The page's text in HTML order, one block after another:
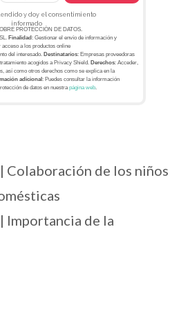
PROTECCIÓN DE DATOS.
Finalidad : Gestionar el envío de información y
a los productos online
del interesado. Destinatarios: Empresas proveedoras
acogidos a Privacy Shield. Derechos: Acceder,
así como otros derechos como se explica en la
adicional: Puedes consultar la información
de datos en nuestrapágina web.
y doy el consentimiento
informado
Colaboración de los niños
Importancia de la